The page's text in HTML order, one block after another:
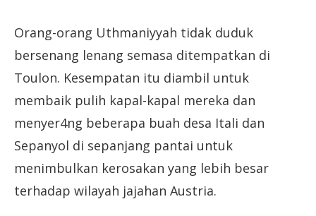
Orang-orang Uthmaniyyah tidak duduk
bersenang lenang semasa ditempatkan di
Toulon. Kesempatan itu diambil untuk
membaik pulih kapal-kapal mereka dan
menyer4ng beberapa buah desa Itali dan
Sepanyol di sepanjang pantai untuk
menimbulkan kerosakan yang lebih besar
terhadap wilayah jajahan Austria.